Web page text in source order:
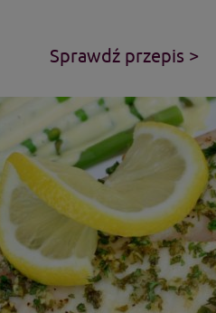
Sprawdź przepis >